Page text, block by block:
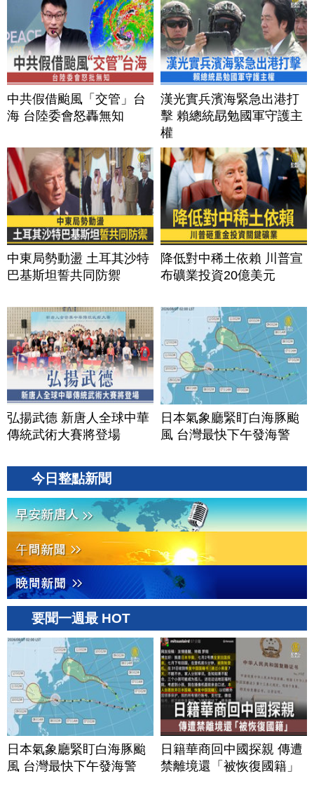
中共假借颱風「交管」台
海 台陸委會怒轟無知
漢光實兵濱海緊急出港打
擊 賴總統勗勉國軍守護主
權
中東局勢動盪 土耳其沙特
巴基斯坦誓共同防禦
降低對中稀土依賴 川普宣
布礦業投資20億美元
弘揚武德 新唐人全球中華
傳統武術大賽將登場
日本氣象廳緊盯白海豚颱
風 台灣最快下午發海警
今日整點新聞
要聞一週最 HOT
日本氣象廳緊盯白海豚颱
風 台灣最快下午發海警
日籍華商回中國探親 傳遭
禁離境還「被恢復國籍」